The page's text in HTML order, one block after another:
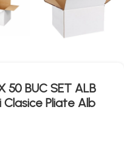
50 BUC SET ALB
Clasice Pliate Alb